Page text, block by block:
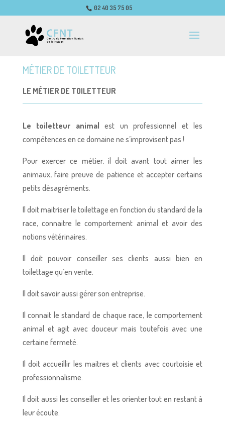
02 40 35 75 05
MÉTIER DE TOILETTEUR
LE MÉTIER DE TOILETTEUR
Le toiletteur animal est un professionnel et les
compétences en ce domaine ne s’improvisent pas !
Pour exercer ce métier, il doit avant tout aimer les
animaux, faire preuve de patience et accepter certains
petits désagréments.
Il doit maitriser le toilettage en fonction du standard de la
race, connaitre le comportement animal et avoir des
notions vétérinaires.
Il doit pouvoir conseiller ses clients aussi bien en
toilettage qu’en vente.
Il doit savoir aussi gérer son entreprise.
Il connait le standard de chaque race, le comportement
animal et agit avec douceur mais toutefois avec une
certaine fermeté.
Il doit accueillir les maitres et clients avec courtoisie et
professionnalisme.
Il doit aussi les conseiller et les orienter tout en restant à
leur écoute.